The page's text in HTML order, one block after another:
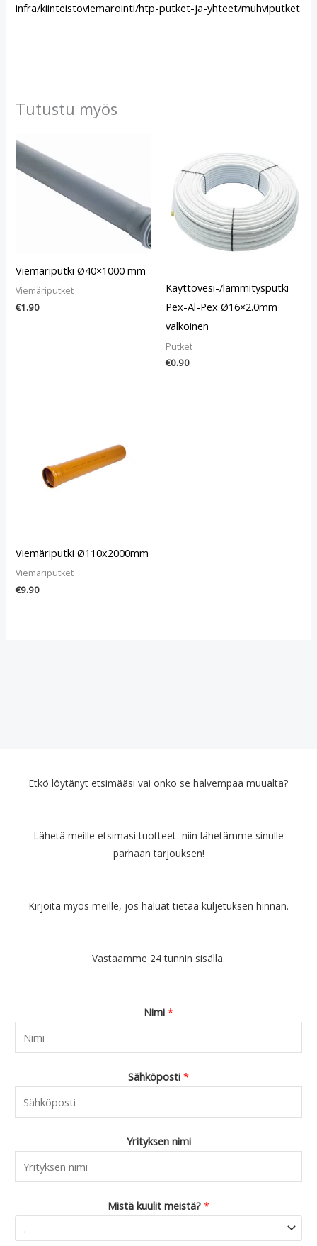
infra/kiinteistoviemarointi/htp-putket-ja-yhteet/muhviputket
Tutustu myös
Viemäriputki Ø40×1000 mm
Viemäriputket
€1.90
Käyttövesi-/lämmitysputki
Pex-Al-Pex Ø16×2.0mm
valkoinen
Putket
€0.90
Viemäriputki Ø110x2000mm
Viemäriputket
€9.90
Etkö löytänyt etsimääsi vai onko se halvempaa muualta?
Lähetä meille etsimäsi tuotteet niin lähetämme sinulle
parhaan tarjouksen!
Kirjoita myös meille, jos haluat tietää kuljetuksen hinnan.
Vastaamme 24 tunnin sisällä.
Nimi *
Sähköposti *
Yrityksen nimi
Mistä kuulit meistä? *